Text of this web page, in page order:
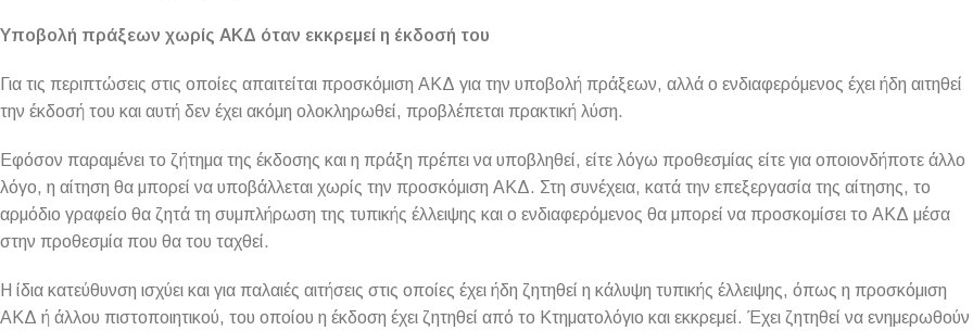
Υποβολή πράξεων χωρίς ΑΚΔ όταν εκκρεμεί η έκδοσή του
Για τις περιπτώσεις στις οποίες απαιτείται προσκόμιση ΑΚΔ για την υποβολή πράξεων, αλλά ο ενδιαφερόμενος έχει ήδη αιτηθεί
την έκδοσή του και αυτή δεν έχει ακόμη ολοκληρωθεί, προβλέπεται πρακτική λύση.
Εφόσον παραμένει το ζήτημα της έκδοσης και η πράξη πρέπει να υποβληθεί, είτε λόγω προθεσμίας είτε για οποιονδήποτε άλλο
λόγο, η αίτηση θα μπορεί να υποβάλλεται χωρίς την προσκόμιση ΑΚΔ. Στη συνέχεια, κατά την επεξεργασία της αίτησης, το
αρμόδιο γραφείο θα ζητά τη συμπλήρωση της τυπικής έλλειψης και ο ενδιαφερόμενος θα μπορεί να προσκομίσει το ΑΚΔ μέσα
στην προθεσμία που θα του ταχθεί.
Η ίδια κατεύθυνση ισχύει και για παλαιές αιτήσεις στις οποίες έχει ήδη ζητηθεί η κάλυψη τυπικής έλλειψης, όπως η προσκόμιση
ΑΚΔ ή άλλου πιστοποιητικού, του οποίου η έκδοση έχει ζητηθεί από το Κτηματολόγιο και εκκρεμεί. Έχει ζητηθεί να ενημερωθούν